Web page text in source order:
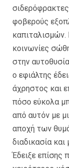
φοβερούς
καπιταλισμών.
κοινωνίες
στην
ο εφιάλτης
άχρηστος και
πόσο εύκολα
από αυτόν με
αποχή των
διαδικασία
Έδειξε επίσης